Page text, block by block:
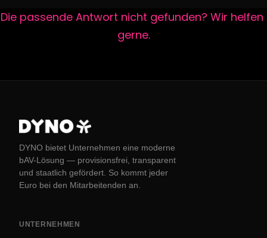
Die passende Antwort nicht gefunden? Wir helfen
gerne.
DYNO bietet Unternehmen eine moderne
bAV-Lösung — provisionsfrei, transparent
und staatlich gefördert. So kommt jeder
Euro bei den Mitarbeitenden an.
UNTERNEHMEN